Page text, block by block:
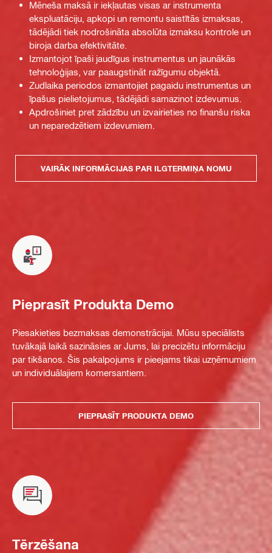
Mēneša maksā ir iekļautas visas ar instrumenta
ekspluatāciju, apkopi un remontu saistītās izmaksas,
tādējādi tiek nodrošināta absolūta izmaksu kontrole un
biroja darba efektivitāte.
Izmantojot īpaši jaudīgus instrumentus un jaunākās
tehnoloģijas, var paaugstināt ražīgumu objektā.
Zudlaika periodos izmantojiet pagaidu instrumentus un
īpašus pielietojumus, tādējādi samazinot izdevumus.
Apdrošiniet pret zādzību un izvairieties no finanšu riska
un neparedzētiem izdevumiem.
VAIRĀK INFORMĀCIJAS PAR ILGTERMIŅA NOMU
Pieprasīt Produkta Demo
Piesakieties bezmaksas demonstrācijai. Mūsu speciālists
tuvākajā laikā sazināsies ar Jums, lai precizētu informāciju
par tikšanos. Šis pakalpojums ir pieejams tikai uzņēmumiem
un individuālajiem komersantiem.
PIEPRASĪT PRODUKTA DEMO
Tērzēšana